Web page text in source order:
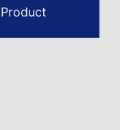
Product